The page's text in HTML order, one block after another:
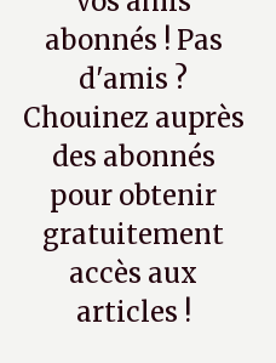
abonnés ! Pas
d'amis ?
Chouinez auprès
des abonnés
pour obtenir
gratuitement
accès aux
articles !